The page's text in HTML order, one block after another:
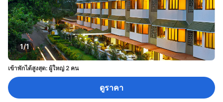
1/1
เข้าพักได้สูงสุด: ผู้ใหญ่ 2 คน
ดูราคา